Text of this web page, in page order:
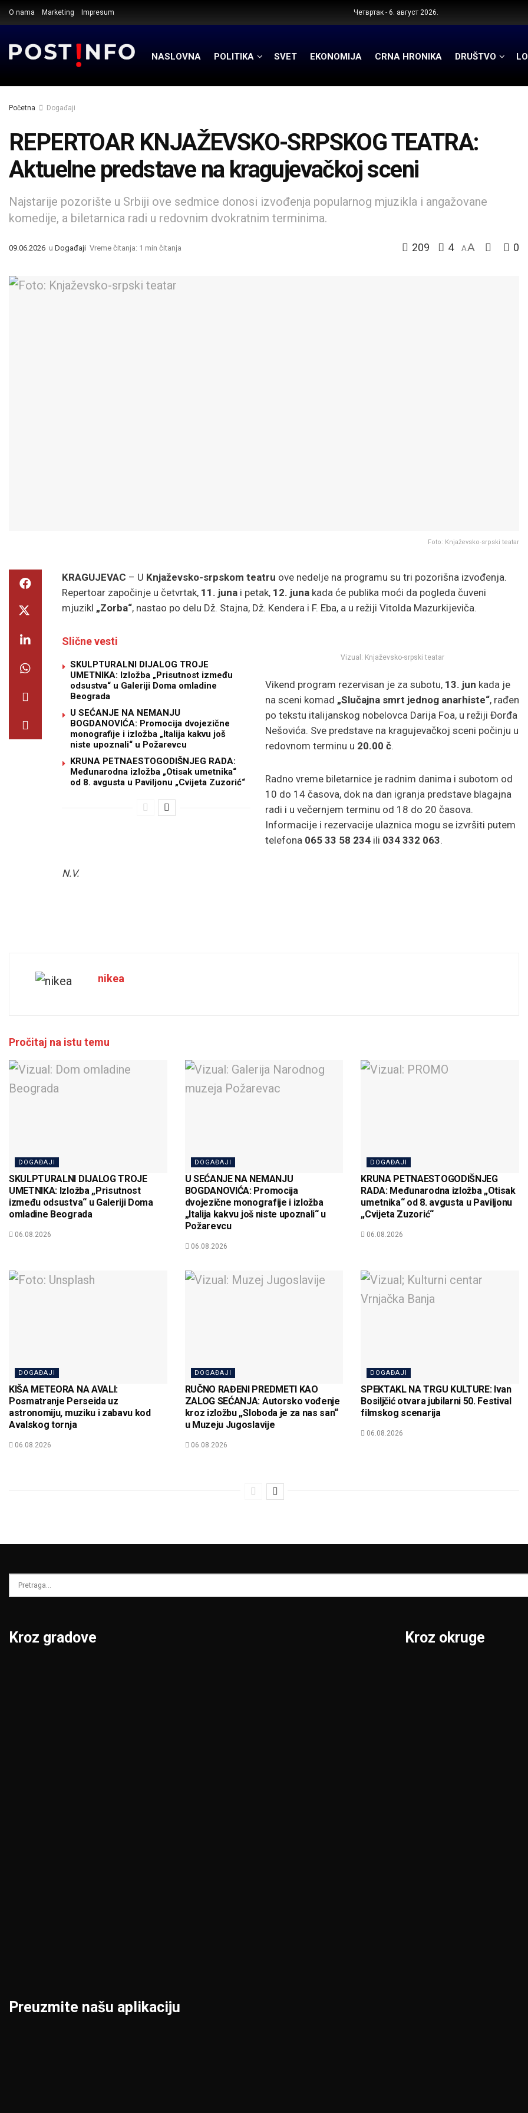
O nama Marketing Impresum Четвртак - 6. август 2026.
NASLOVNA POLITIKA SVET EKONOMIJA CRNA HRONIKA DRUŠTVO
Početna Događaji
REPERTOAR KNJAŽEVSKO-SRPSKOG TEATRA:
Aktuelne predstave na kragujevačkoj sceni
Najstarije pozorište u Srbiji ove sedmice donosi izvođenja popularnog mjuzikla i angažovane
komedije, a biletarnica radi u redovnim dvokratnim terminima.
09.06.2026 u Događaji Vreme čitanja: 1 min čitanja 209 4 AA 0
Foto: Knjaževsko-srpski teatar
KRAGUJEVAC – U Knjaževsko-srpskom teatru ove nedelje na programu su tri pozorišna izvođenja.
Repertoar započinje u četvrtak, 11. juna i petak, 12. juna kada će publika moći da pogleda čuveni
mjuzikl „Zorba“, nastao po delu Dž. Stajna, Dž. Kendera i F. Eba, a u režiji Vitolda Mazurkijeviča.
Slične vesti
SKULPTURALNI DIJALOG TROJE
UMETNIKA: Izložba „Prisutnost između
odsustva“ u Galeriji Doma omladine
Beograda
U SEĆANJE NA NEMANJU
BOGDANOVIĆA: Promocija dvojezične
monografije i izložba „Italija kakvu još
niste upoznali“ u Požarevcu
KRUNA PETNAESTOGODIŠNJEG RADA:
Međunarodna izložba „Otisak umetnika“
od 8. avgusta u Paviljonu „Cvijeta Zuzorić“
Vizual: Knjaževsko-srpski teatar
Vikend program rezervisan je za subotu, 13. jun kada je
na sceni komad „Slučajna smrt jednog anarhiste“, rađen
po tekstu italijanskog nobelovca Darija Foa, u režiji Đorđa
Nešovića. Sve predstave na kragujevačkoj sceni počinju u
redovnom terminu u 20.00 č.
Radno vreme biletarnice je radnim danima i subotom od
10 do 14 časova, dok na dan igranja predstave blagajna
radi i u večernjem terminu od 18 do 20 časova.
Informacije i rezervacije ulaznica mogu se izvršiti putem
telefona 065 33 58 234 ili 034 332 063.
N.V.
nikea
Pročitaj na istu temu
DOGAĐAJI
SKULPTURALNI DIJALOG TROJE
UMETNIKA: Izložba „Prisutnost
između odsustva“ u Galeriji Doma
omladine Beograda
06.08.2026
DOGAĐAJI
U SEĆANJE NA NEMANJU
BOGDANOVIĆA: Promocija
dvojezične monografije i izložba
„Italija kakvu još niste upoznali“ u
Požarevcu
06.08.2026
DOGAĐAJI
KRUNA PETNAESTOGODIŠNJEG
RADA: Međunarodna izložba „Otisak
umetnika“ od 8. avgusta u Paviljonu
„Cvijeta Zuzorić“
06.08.2026
DOGAĐAJI
KIŠA METEORA NA AVALI:
Posmatranje Perseida uz
astronomiju, muziku i zabavu kod
Avalskog tornja
06.08.2026
DOGAĐAJI
RUČNO RAĐENI PREDMETI KAO
ZALOG SEĆANJA: Autorsko vođenje
kroz izložbu „Sloboda je za nas san“
u Muzeju Jugoslavije
06.08.2026
DOGAĐAJI
SPEKTAKL NA TRGU KULTURE: Ivan
Bosiljčić otvara jubilarni 50. Festival
filmskog scenarija
06.08.2026
Kroz gradove
Preuzmite našu aplikaciju
Kroz okruge